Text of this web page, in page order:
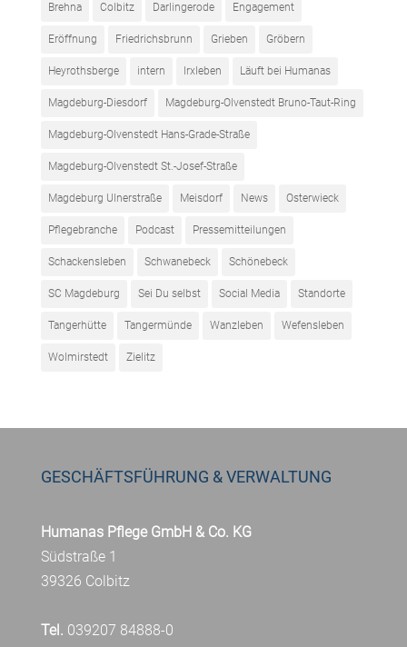
Brehna Colbitz Darlingerode Engagement
Eröffnung Friedrichsbrunn Grieben Gröbern
Heyrothsberge intern Irxleben Läuft bei Humanas
Magdeburg-Diesdorf Magdeburg-Olvenstedt Bruno-Taut-Ring
Magdeburg-Olvenstedt Hans-Grade-Straße
Magdeburg-Olvenstedt St.-Josef-Straße
Magdeburg Ulnerstraße Meisdorf News Osterwieck
Pflegebranche Podcast Pressemitteilungen
Schackensleben Schwanebeck Schönebeck
SC Magdeburg Sei Du selbst Social Media Standorte
Tangerhütte Tangermünde Wanzleben Wefensleben
Wolmirstedt Zielitz
GESCHÄFTSFÜHRUNG & VERWALTUNG
Humanas Pflege GmbH & Co. KG
Südstraße 1
39326 Colbitz
Tel. 039207 84888-0